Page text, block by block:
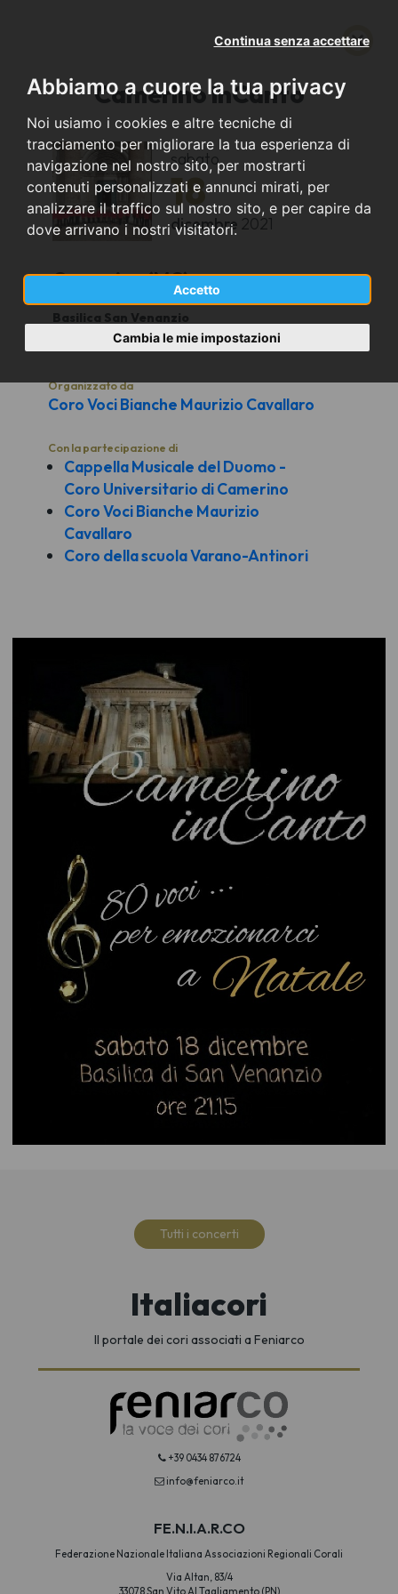
Abbiamo a cuore la tua privacy
Noi usiamo i cookies e altre tecniche di
tracciamento per migliorare la tua esperienza di
navigazione nel nostro sito, per mostrarti
contenuti personalizzati e annunci mirati, per
analizzare il traffico sul nostro sito, e per capire da
dove arrivano i nostri visitatori.
Accetto
Continua senza accettare
Cambia le mie impostazioni
Camerino inCanto
sabato
18
dicembre 2021
Camerino (MC)
Basilica San Venanzio
Organizzato da
Coro Voci Bianche Maurizio Cavallaro
Con la partecipazione di
Cappella Musicale del Duomo -
Coro Universitario di Camerino
Coro Voci Bianche Maurizio
Cavallaro
Coro della scuola Varano-Antinori
Tutti i concerti
Italiacori
Il portale dei cori associati a Feniarco
+39 0434 876724
info@feniarco.it
FE.N.I.A.R.CO
Federazione Nazionale Italiana Associazioni Regionali Corali
Via Altan, 83/4